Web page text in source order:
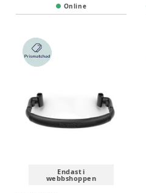
Online
Endast i
webbshoppen